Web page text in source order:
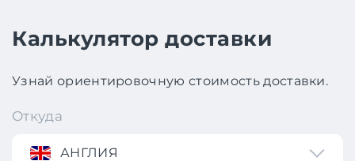
Калькулятор доставки
Узнай ориентировочную стоимость доставки.
Откуда
АНГЛИЯ